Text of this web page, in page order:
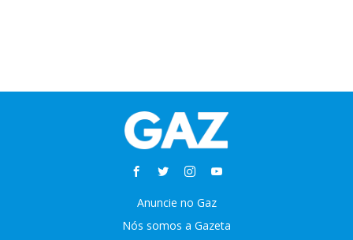
Anuncie no Gaz
Nós somos a Gazeta